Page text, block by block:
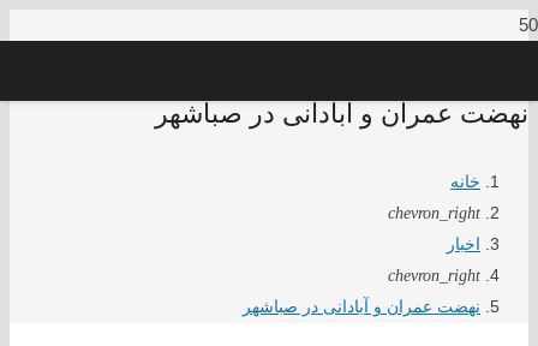
نهضت عمران و آبادانی در صباشهر
خانه
chevron_right
اخبار
chevron_right
نهضت عمران و آبادانی در صباشهر